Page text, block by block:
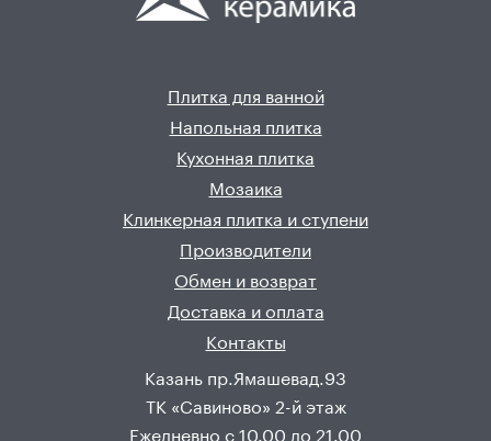
Плитка для ванной
Напольная плитка
Кухонная плитка
Мозаика
Клинкерная плитка и ступени
Производители
Обмен и возврат
Доставка и оплата
Контакты
Казань пр.Ямашевад.93
ТК «Савиново» 2-й этаж
Ежедневно с 10.00 до 21.00